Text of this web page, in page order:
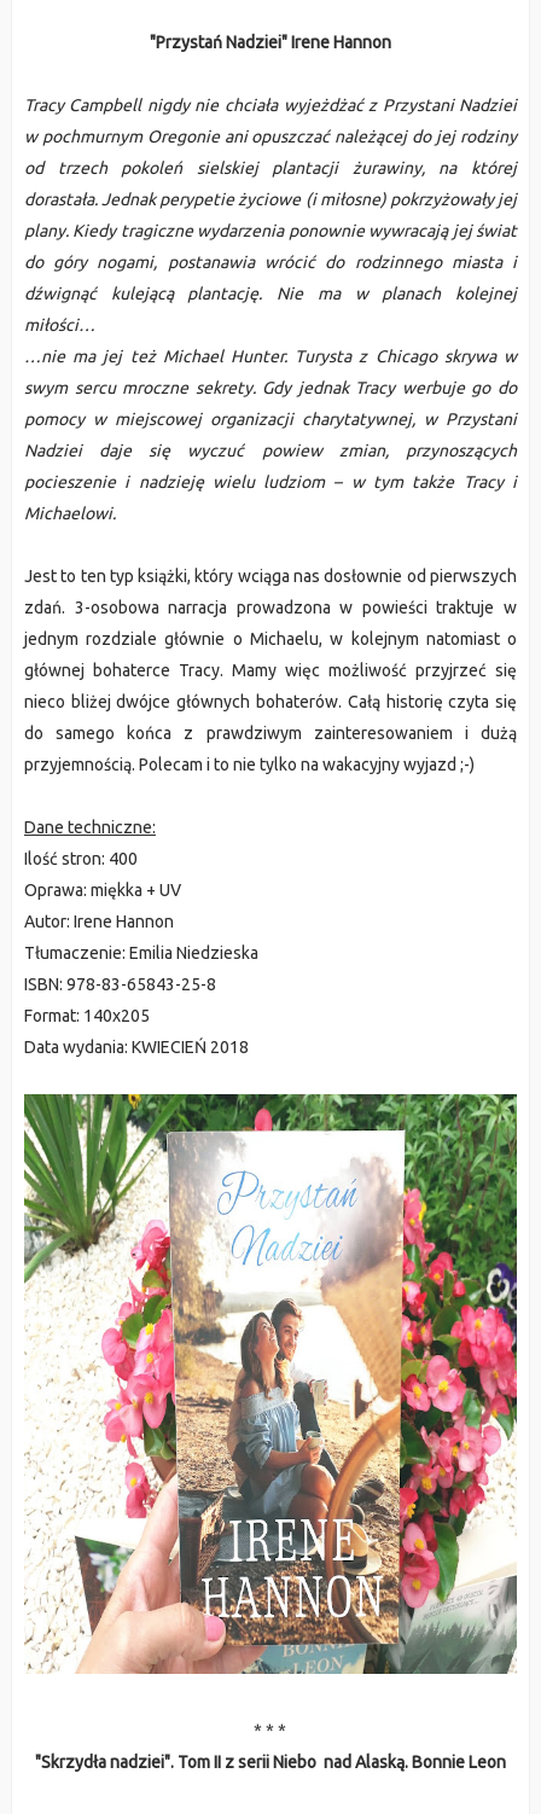
"Przystań Nadziei" Irene Hannon
Tracy Campbell nigdy nie chciała wyjeżdżać z Przystani Nadziei
w pochmurnym Oregonie ani opuszczać należącej do jej rodziny
od trzech pokoleń sielskiej plantacji żurawiny, na której
dorastała. Jednak perypetie życiowe (i miłosne) pokrzyżowały jej
plany. Kiedy tragiczne wydarzenia ponownie wywracają jej świat
do góry nogami, postanawia wrócić do rodzinnego miasta i
dźwignąć kulejącą plantację. Nie ma w planach kolejnej
miłości…
…nie ma jej też Michael Hunter. Turysta z Chicago skrywa w
swym sercu mroczne sekrety. Gdy jednak Tracy werbuje go do
pomocy w miejscowej organizacji charytatywnej, w Przystani
Nadziei daje się wyczuć powiew zmian, przynoszących
pocieszenie i nadzieję wielu ludziom – w tym także Tracy i
Michaelowi.
Jest to ten typ książki, który wciąga nas dosłownie od pierwszych
zdań. 3-osobowa narracja prowadzona w powieści traktuje w
jednym rozdziale głównie o Michaelu, w kolejnym natomiast o
głównej bohaterce Tracy. Mamy więc możliwość przyjrzeć się
nieco bliżej dwójce głównych bohaterów. Całą historię czyta się
do samego końca z prawdziwym zainteresowaniem i dużą
przyjemnością. Polecam i to nie tylko na wakacyjny wyjazd ;-)
Dane techniczne:
Ilość stron: 400
Oprawa: miękka + UV
Autor: Irene Hannon
Tłumaczenie: Emilia Niedzieska
ISBN: 978-83-65843-25-8
Format: 140x205
Data wydania: KWIECIEŃ 2018
* * *
"Skrzydła nadziei". Tom II z serii Niebo nad Alaską. Bonnie Leon